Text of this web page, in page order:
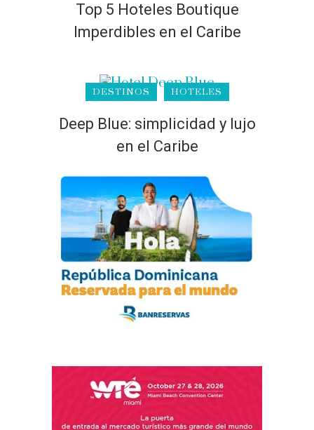
Top 5 Hoteles Boutique
Imperdibles en el Caribe
DESTINOS HOTELES
Deep Blue: simplicidad y lujo
en el Caribe